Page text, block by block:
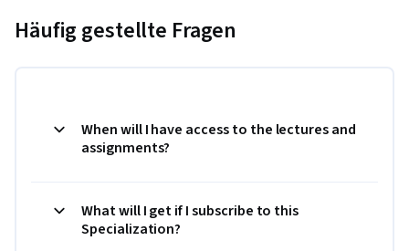
Häufig gestellte Fragen
When will I have access to the lectures and
assignments?
What will I get if I subscribe to this
Specialization?